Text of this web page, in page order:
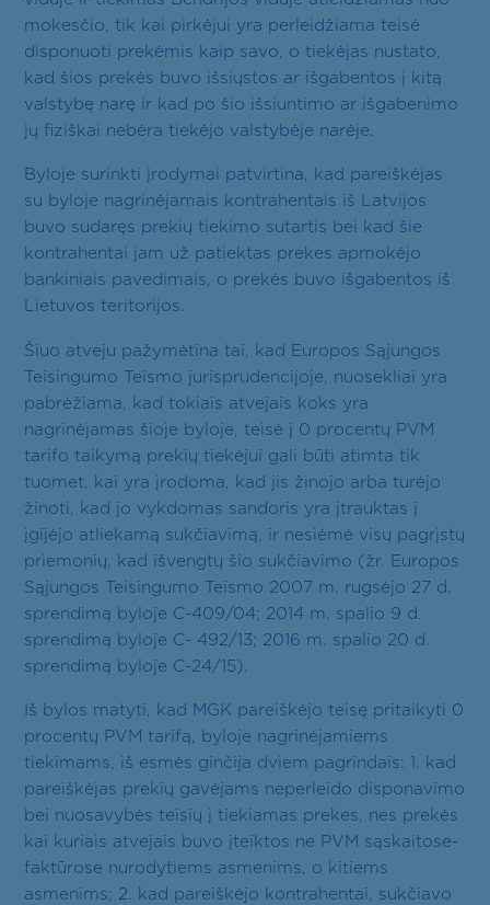
mokesčio, tik kai pirkėjui yra perleidžiama teisė
disponuoti prekėmis kaip savo, o tiekėjas nustato,
kad šios prekės buvo išsiųstos ar išgabentos į kitą
valstybę narę ir kad po šio išsiuntimo ar išgabenimo
jų fiziškai nebėra tiekėjo valstybėje narėje.
Byloje surinkti įrodymai patvirtina, kad pareiškėjas
su byloje nagrinėjamais kontrahentais iš Latvijos
buvo sudaręs prekių tiekimo sutartis bei kad šie
kontrahentai jam už patiektas prekes apmokėjo
bankiniais pavedimais, o prekės buvo išgabentos iš
Lietuvos teritorijos.
Šiuo atveju pažymėtina tai, kad Europos Sąjungos
Teisingumo Teismo jurisprudencijoje, nuosekliai yra
pabrėžiama, kad tokiais atvejais koks yra
nagrinėjamas šioje byloje, teisė į 0 procentų PVM
tarifo taikymą prekių tiekėjui gali būti atimta tik
tuomet, kai yra įrodoma, kad jis žinojo arba turėjo
žinoti, kad jo vykdomas sandoris yra įtrauktas į
įgijėjo atliekamą sukčiavimą, ir nesiėmė visų pagrįstų
priemonių, kad išvengtų šio sukčiavimo (žr. Europos
Sąjungos Teisingumo Teismo 2007 m. rugsėjo 27 d.
sprendimą byloje C-409/04; 2014 m. spalio 9 d.
sprendimą byloje C- 492/13; 2016 m. spalio 20 d.
sprendimą byloje C-24/15).
Iš bylos matyti, kad MGK pareiškėjo teisę pritaikyti 0
procentų PVM tarifą, byloje nagrinėjamiems
tiekimams, iš esmės ginčija dviem pagrindais: 1. kad
pareiškėjas prekių gavėjams neperleido disponavimo
bei nuosavybės teisių į tiekiamas prekes, nes prekės
kai kuriais atvejais buvo įteiktos ne PVM sąskaitose-
faktūrose nurodytiems asmenims, o kitiems
asmenims; 2. kad pareiškėjo kontrahentai, sukčiavo